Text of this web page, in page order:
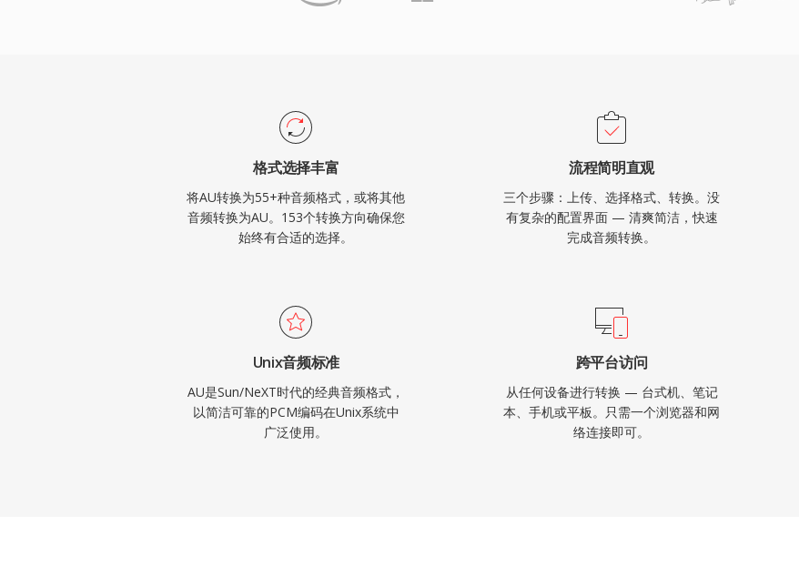
格式选择丰富
将AU转换为55+种音频格式，或将其他
音频转换为AU。153个转换方向确保您
始终有合适的选择。
流程简明直观
三个步骤：上传、选择格式、转换。没
有复杂的配置界面 — 清爽简洁，快速
完成音频转换。
Unix音频标准
AU是Sun/NeXT时代的经典音频格式，
以简洁可靠的PCM编码在Unix系统中
广泛使用。
跨平台访问
从任何设备进行转换 — 台式机、笔记
本、手机或平板。只需一个浏览器和网
络连接即可。